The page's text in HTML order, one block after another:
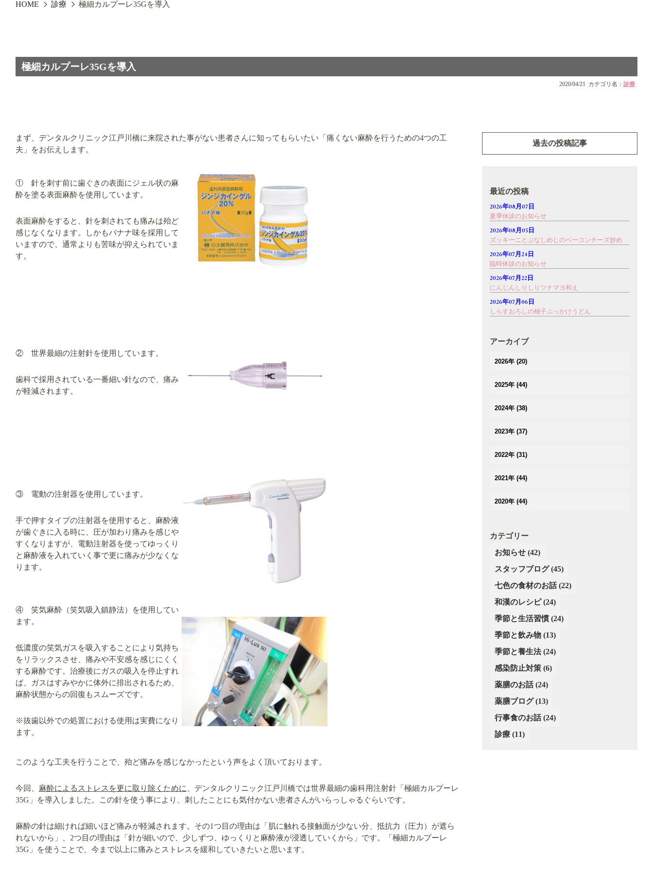
HOME 診療 極細カルプーレ35Gを導入
極細カルプーレ35Gを導入
2020/04/21 カテゴリ名： 診療
まず、デンタルクリニック江戸川橋に来院された事がない患者さんに知ってもらいたい「痛くない麻酔を行うための4つの工
夫」をお伝えします。
① 針を刺す前に歯ぐきの表面にジェル状の麻
酔を塗る表面麻酔を使用しています。
表面麻酔をすると、針を刺されても痛みは殆ど
感じなくなります。しかもバナナ味を採用して
いますので、通常よりも苦味が抑えられていま
す。
② 世界最細の注射針を使用しています。
歯科で採用されている一番細い針なので、痛み
が軽減されます。
③ 電動の注射器を使用しています。
手で押すタイプの注射器を使用すると、麻酔液
が歯ぐきに入る時に、圧が加わり痛みを感じや
すくなりますが、電動注射器を使ってゆっくり
と麻酔液を入れていく事で更に痛みが少なくな
ります。
④ 笑気麻酔（笑気吸入鎮静法）を使用してい
ます。
低濃度の笑気ガスを吸入することにより気持ち
をリラックスさせ、痛みや不安感を感じにくく
する麻酔です。治療後にガスの吸入を停止すれ
ば、ガスはすみやかに体外に排出されるため、
麻酔状態からの回復もスムーズです。
※抜歯以外での処置における使用は実費になり
ます。
このような工夫を行うことで、殆ど痛みを感じなかったという声をよく頂いております。
今回、 麻酔によるストレスを更に取り除くために
、デンタルクリニック江戸川橋では世界最細の歯科用注射針「極細カルプーレ
35G」を導入しました。この針を使う事により、刺したことにも気付かない患者さんがいらっしゃるぐらいです。
麻酔の針は細ければ細いほど痛みが軽減されます。その1つ目の理由は「肌に触れる接触面が少ない分、抵抗力（圧力）が遮ら
れないから」、2つ目の理由は「針が細いので、少しずつ、ゆっくりと麻酔液が浸透していくから」です。「極細カルプーレ
35G」を使うことで、今まで以上に痛みとストレスを緩和していきたいと思います。
過去の投稿記事
最近の投稿
2026年08月07日
夏季休診のお知らせ
2026年08月05日
ズッキーニとぶなしめじのベーコンチーズ炒め
2026年07月24日
臨時休診のお知らせ
2026年07月22日
にんじんしりしりツナマヨ和え
2026年07月06日
しらすおろしの柚子ぶっかけうどん
アーカイブ
2026年 (20)
(3)
(3)
(2)
2025年 (44)
(3)
(5)
(4)
(4)
(3)
2024年 (38)
(3)
(5)
(3)
(2)
(3)
2023年 (37)
(2)
(3)
(3)
(4)
2022年 (31)
(3)
(2)
(3)
(2)
(1)
(2)
2021年 (44)
(3)
(5)
(3)
(3)
(4)
(3)
2020年 (44)
(5)
(4)
(2)
(4)
(3)
(3)
カテゴリー
お知らせ (42)
スタッフブログ(45)
七色の食材のお話(22)
和漢のレシピ(24)
季節と生活習慣 (24)
季節と飲み物 (13)
季節と養生法(24)
感染防止対策 (6)
薬膳のお話(24)
薬膳ブログ(13)
行事食のお話(24)
診療 (11)